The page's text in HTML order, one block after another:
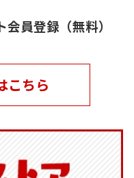
員登録（無料）
こちら